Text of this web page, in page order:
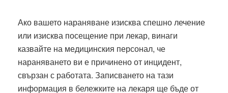
Ако вашето нараняване изисква спешно лечение
или изисква посещение при лекар, винаги
казвайте на медицинския персонал, че
нараняването ви е причинено от инцидент,
свързан с работата. Записването на тази
информация в бележките на лекаря ще бъде от